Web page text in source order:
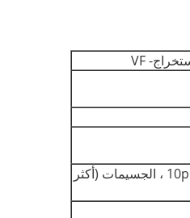
الماء النقي: معدل تحلية المياه 95٪ -99٪ (مع غشاء RO الجديد) الماء عالي النقاوة: المقاومة 18.25MΩ.cm @ 25 درجة مئوية ، TOC أقل من 10ppb ، الجسيمات (أكثر